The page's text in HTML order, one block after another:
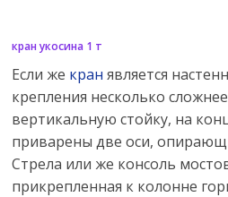
кран укосина 1 т
Если же кран является
крепления несколько
вертикальную стойку, на
приварены две оси,
Стрела или же консоль
прикрепленная к колонне